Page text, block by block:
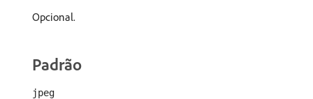
Opcional.
Padrão
jpeg